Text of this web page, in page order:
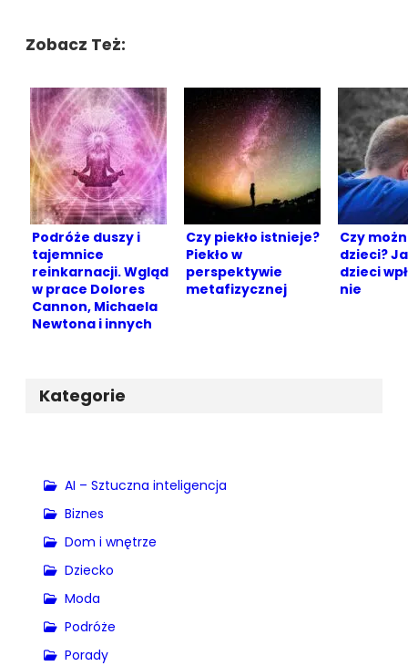
Zobacz Też:
Podróże duszy i
tajemnice
reinkarnacji. Wgląd
w prace Dolores
Cannon, Michaela
Newtona i innych
Czy piekło istnieje?
Piekło w
perspektywie
metafizycznej
Czy
dzieci?
dzieci
nie
Kategorie
AI – Sztuczna inteligencja
Biznes
Dom i wnętrze
Dziecko
Moda
Podróże
Porady